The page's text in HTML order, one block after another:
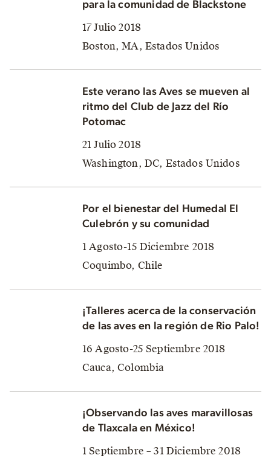
para la comunidad de Blackstone
17 Julio 2018
Boston, MA, Estados Unidos
Este verano las Aves se mueven al
ritmo del Club de Jazz del Río
Potomac
21 Julio 2018
Washington, DC, Estados Unidos
Por el bienestar del Humedal El
Culebrón y su comunidad
1 Agosto-15 Diciembre 2018
Coquimbo, Chile
¡Talleres acerca de la conservación
de las aves en la región de Rio Palo!
16 Agosto-25 Septiembre 2018
Cauca, Colombia
¡Observando las aves maravillosas
de Tlaxcala en México!
1 Septiembre – 31 Diciembre 2018